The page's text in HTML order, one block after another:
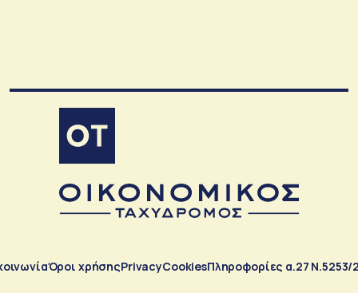
Όροι χρήσηςPrivacyCookiesΠληροφορίες α.27 Ν.5253/